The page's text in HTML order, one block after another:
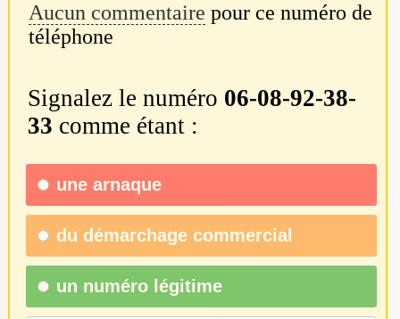
Aucun commentaire pour ce numéro de
téléphone
Signalez le numéro 06-08-92-38-
33 comme étant :
une arnaque
du démarchage commercial
un numéro légitime